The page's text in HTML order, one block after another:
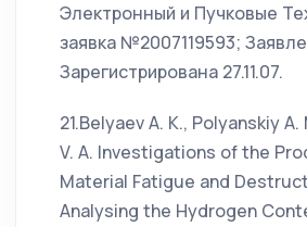
Электронный и Пучковые
заявка №2007119593;
Зарегистрирована 27.11.07.
21.Belyaev A. K., Polyanskiy
V. A. Investigations of the
Material Fatigue and
Analysing the Hydrogen